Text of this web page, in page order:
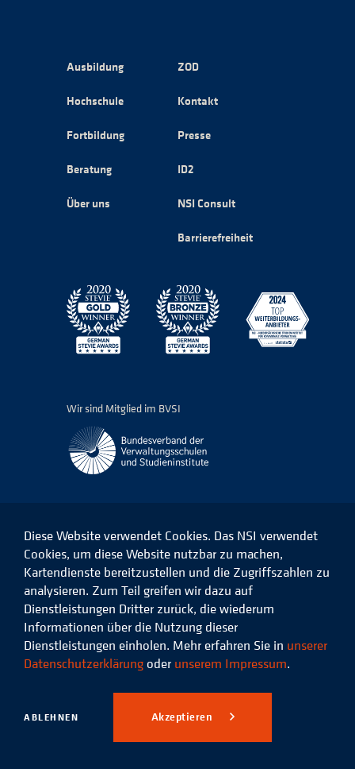
Ausbildung
Hochschule
Fortbildung
Beratung
Über uns
ZOD
Kontakt
Presse
ID2
NSI Consult
Barrierefreiheit
Wir sind Mitglied im BVSI
Das
NSI
Facebook
Das
NSI
auf
LinkedIn
Das
NSI
auf
Instagram
Das
Xing
© 2026 Niedersächsisches
Studieninstitut für kommunale
Verwaltung e.V.
Datenschutz Impressum
Diese Website verwendet Cookies. Das NSI verwendet
Cookies, um diese Website nutzbar zu machen,
Kartendienste bereitzustellen und die Zugriffszahlen zu
analysieren. Zum Teil greifen wir dazu auf
Dienstleistungen Dritter zurück, die wiederum
Informationen über die Nutzung dieser
Dienstleistungen einholen. Mehr erfahren Sie in unserer
Datenschutzerklärung oder unserem Impressum.
ABLEHNEN Akzeptieren